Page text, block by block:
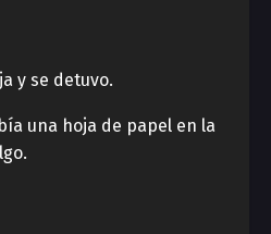
y se detuvo.
una hoja de papel en la